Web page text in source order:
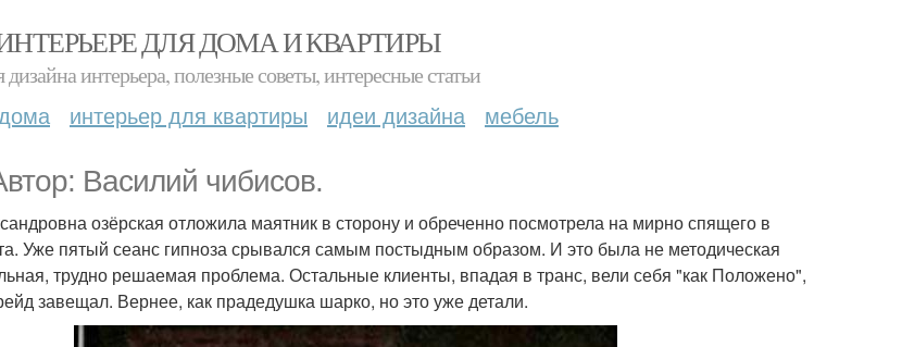
ДЛЯ ДОМА И КВАРТИРЫ
интерьера, полезные советы, интересные статьи
интерьер для квартиры идеи дизайна мебель
Василий чибисов.
озёрская отложила маятник в сторону и обреченно посмотрела на мирно спящего в
Уже пятый сеанс гипноза срывался самым постыдным образом. И это была не методическая
трудно решаемая проблема. Остальные клиенты, впадая в транс, вели себя "как Положено",
завещал. Вернее, как прадедушка шарко, но это уже детали.